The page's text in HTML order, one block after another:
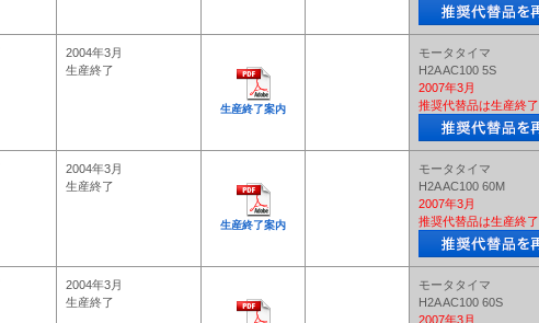
2004年3月
生産終了
生産終了案内
モータタイマ
H2A AC100 5S
2007年3月
推奨代替品は生産終了
2004年3月
生産終了
生産終了案内
モータタイマ
H2A AC100 60M
2007年3月
推奨代替品は生産終了
2004年3月
生産終了
モータタイマ
H2A AC100 60S
2007年3月